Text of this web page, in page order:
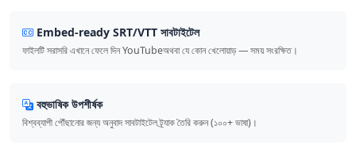
Embed-ready SRT/VTT সাবটাইটেল
ফাইলটি সরাসরি এখানে ফেলে দিন YouTubeঅথবা যে কোন খেলোয়াড় — সময় সংরক্ষিত।
বহুভাষিক উপশীর্ষক
বিশ্বব্যাপী পৌঁছানোর জন্য অনুবাদ সাবটাইটেল ট্র্যাক তৈরি করুন (১০০+ ভাষা)।